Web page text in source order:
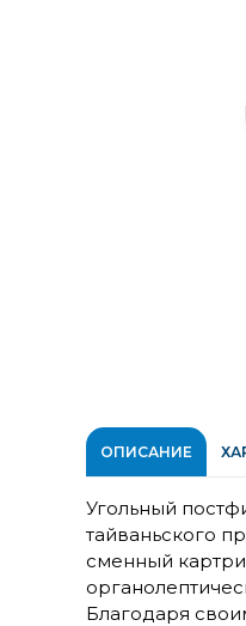
ОПИСАНИЕ
Угольный
тайваньского
сменный
Благодаря